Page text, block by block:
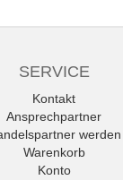
SERVICE
Kontakt
Ansprechpartner
werden
Warenkorb
Konto